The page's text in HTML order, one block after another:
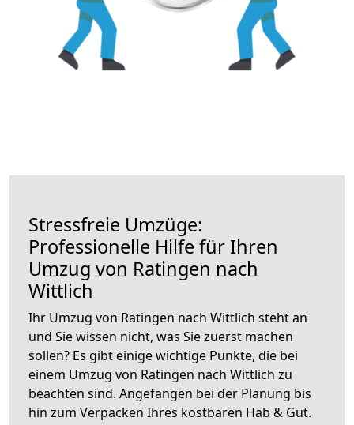
Stressfreie Umzüge:
Professionelle Hilfe für Ihren
Umzug von Ratingen nach
Wittlich
Ihr Umzug von Ratingen nach Wittlich steht an
und Sie wissen nicht, was Sie zuerst machen
sollen? Es gibt einige wichtige Punkte, die bei
einem Umzug von Ratingen nach Wittlich zu
beachten sind. Angefangen bei der Planung bis
hin zum Verpacken Ihres kostbaren Hab & Gut.